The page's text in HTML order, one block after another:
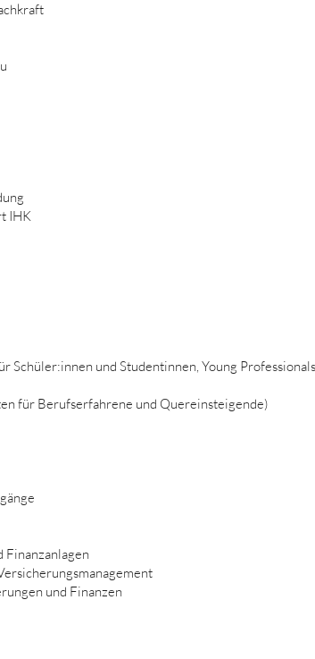
IHK
Schüler:innen und Studentinnen, Young
für Berufserfahrene und Quereinsteigende)
und Finanzen